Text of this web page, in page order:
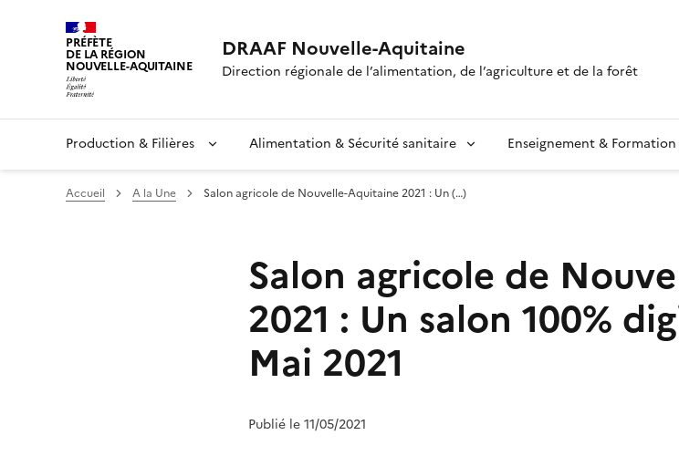
PRÉFÈTE
DE LA RÉGION
NOUVELLE-AQUITAINE
DRAAF Nouvelle-Aquitaine
Direction régionale de l’alimentation, de l’agriculture et de la forêt
Production & Filières Alimentation & Sécurité sanitaire Enseignement & Formation
Accueil A la Une Salon agricole de Nouvelle-Aquitaine 2021 : Un (…)
Salon agricole de
2021 : Un salon 100%
Mai 2021
Publié le 11/05/2021